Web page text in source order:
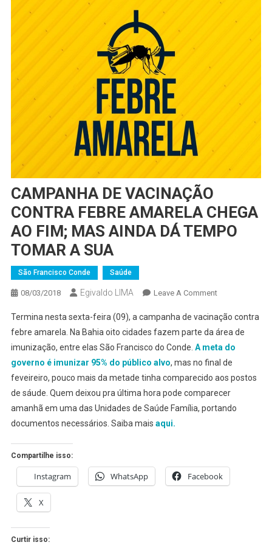
CAMPANHA DE VACINAÇÃO
CONTRA FEBRE AMARELA CHEGA
AO FIM; MAS AINDA DÁ TEMPO
TOMAR A SUA
São Francisco Conde Saúde
08/03/2018 Egivaldo LIMA Leave A CommentOn
DE
VACINAÇÃO
CONTRA
FEBRE
AMARELA
CHEGA
AO
TEMPO
TOMAR
Termina nesta sexta-feira (09), a campanha de vacinação contra
febre amarela. Na Bahia oito cidades fazem parte da área de
imunização, entre elas São Francisco do Conde. A meta do
governo é imunizar 95% do público alvo, mas no final de
feveireiro, pouco mais da metade tinha comparecido aos postos
de sáude. Quem deixou pra última hora pode comparecer
amanhã em uma das Unidades de Saúde Família, portando
documentos necessários. Saiba mais aqui.
Compartilhe isso:
Instagram WhatsApp Facebook
X
Curtir isso: